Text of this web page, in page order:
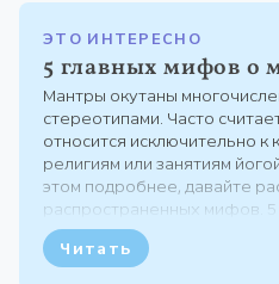
ЭТО ИНТЕРЕСНО
5 главных мифов о
Мантры окутаны
стереотипами. Часто
относится исключительно
религиям или занятиям
этом подробнее, давайте
распространенных мифов.
мантрах 1. Мантры
йогов и верующих Практика
Читать